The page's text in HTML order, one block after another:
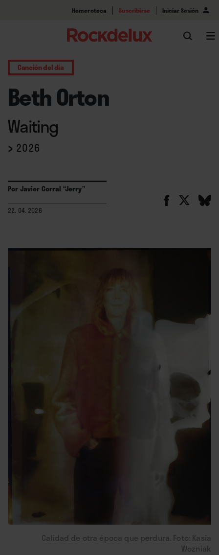
Hemeroteca Suscribirse Iniciar Sesión
Canción del día
Beth Orton
Waiting
› 2026
Por Javier Corral “Jerry”
22. 04. 2026
Calidad de otra época que perdura. Foto: Kasia
Wozniak